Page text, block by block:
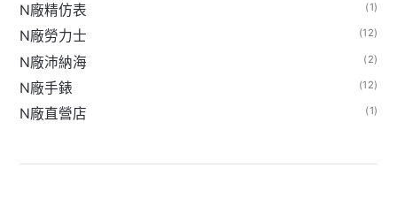
N廠精仿表 (1)
N廠勞力士 (12)
N廠沛納海 (2)
N廠手錶 (12)
N廠直營店 (1)